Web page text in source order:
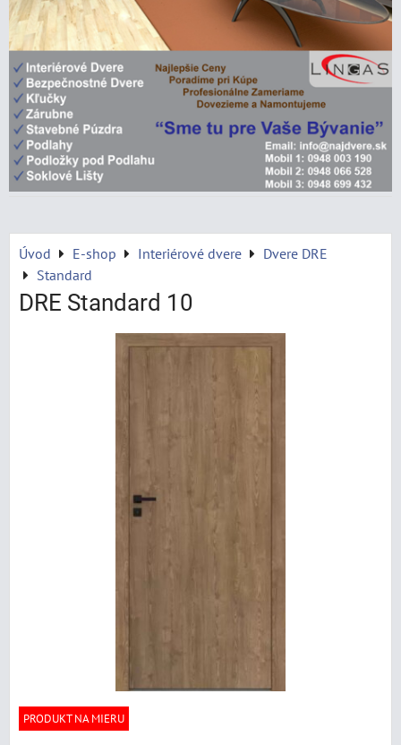
Úvod E-shop Interiérové dvere
Dvere DRE
Standard
DRE Standard 10
PRODUKT NA MIERU